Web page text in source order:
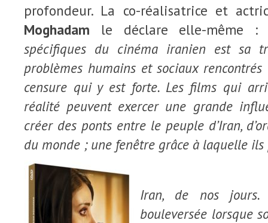
profondeur. La co-réalisatrice et
Moghadam le déclare elle-même
spécifiques du cinéma iranien est sa
problèmes humains et sociaux
censure qui y est forte. Les films qui
réalité peuvent exercer une grande
créer des ponts entre le peuple d’Iran,
du monde ; une fenêtre grâce à laquelle ils
Iran, de nos
bouleversée lorsque